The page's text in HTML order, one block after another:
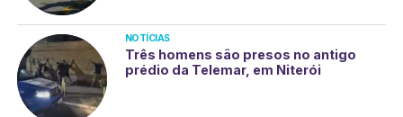
NOTÍCIAS
Três homens são presos no antigo
prédio da Telemar, em Niterói